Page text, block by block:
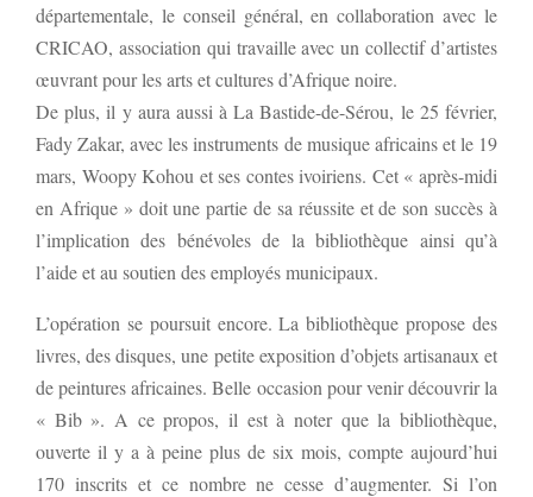
départementale, le conseil général, en collaboration avec le
CRICAO, association qui travaille avec un collectif d’artistes
œuvrant pour les arts et cultures d’Afrique noire.
De plus, il y aura aussi à La Bastide-de-Sérou, le 25 février,
Fady Zakar, avec les instruments de musique africains et le 19
mars, Woopy Kohou et ses contes ivoiriens. Cet « après-midi
en Afrique » doit une partie de sa réussite et de son succès à
l’implication des bénévoles de la bibliothèque ainsi qu’à
l’aide et au soutien des employés municipaux.
L’opération se poursuit encore. La bibliothèque propose des
livres, des disques, une petite exposition d’objets artisanaux et
de peintures africaines. Belle occasion pour venir découvrir la
« Bib ». A ce propos, il est à noter que la bibliothèque,
ouverte il y a à peine plus de six mois, compte aujourd’hui
170 inscrits et ce nombre ne cesse d’augmenter. Si l’on